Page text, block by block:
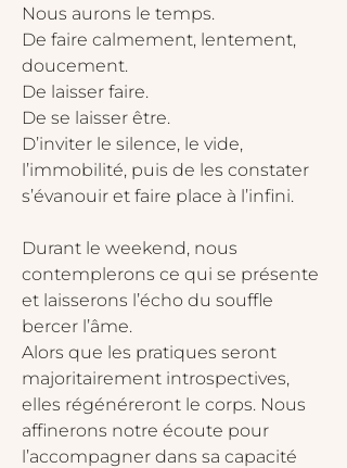
Nous aurons le temps.
De faire calmement, lentement,
doucement.
De laisser faire.
De se laisser être.
D’inviter le silence, le vide,
l’immobilité, puis de les constater
s’évanouir et faire place à l’infini.
Durant le weekend, nous
contemplerons ce qui se présente
et laisserons l’écho du souffle
bercer l’âme.
Alors que les pratiques seront
majoritairement introspectives,
elles régénéreront le corps. Nous
affinerons notre écoute pour
l’accompagner dans sa capacité